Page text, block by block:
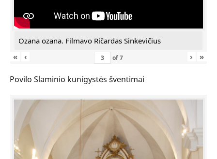
Ozana ozana. Filmavo Ričardas Sinkevičius
«
‹ of7 › »
Povilo Slaminio kunigystės šventimai